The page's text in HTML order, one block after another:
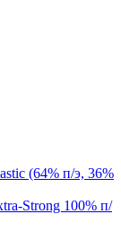
(64% п/э, 36%
Strong 100% п/